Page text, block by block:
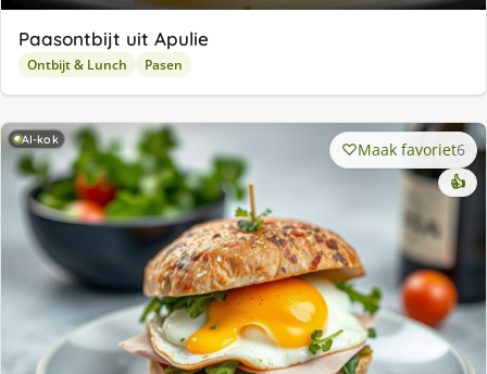
Paasontbijt uit Apulie
Ontbijt & Lunch Pasen
AI-kok Maak favoriet6
👍